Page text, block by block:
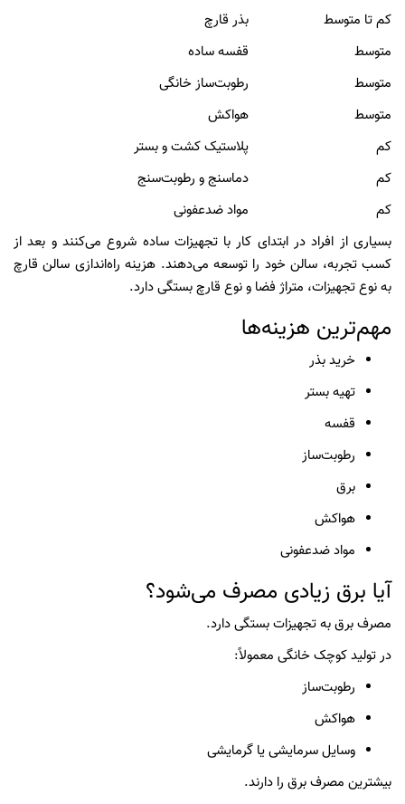
بذر قارچ
کم تا متوسط
قفسه ساده
متوسط
رطوبت‌ساز خانگی
متوسط
هواکش
متوسط
پلاستیک کشت و بستر
کم
دماسنج و رطوبت‌سنج
کم
مواد ضدعفونی
کم
بسیاری از افراد در ابتدای کار با تجهیزات ساده شروع می‌کنند و بعد از
کسب تجربه، سالن خود را توسعه می‌دهند. هزینه راه‌اندازی سالن قارچ
به نوع تجهیزات، متراژ فضا و نوع قارچ بستگی دارد.
مهم‌ترین هزینه‌ها
خرید بذر
تهیه بستر
قفسه
رطوبت‌ساز
برق
هواکش
مواد ضدعفونی
آیا برق زیادی مصرف می‌شود؟
مصرف برق به تجهیزات بستگی دارد.
در تولید کوچک خانگی معمولاً:
رطوبت‌ساز
هواکش
وسایل سرمایشی یا گرمایشی
بیشترین مصرف برق را دارند.